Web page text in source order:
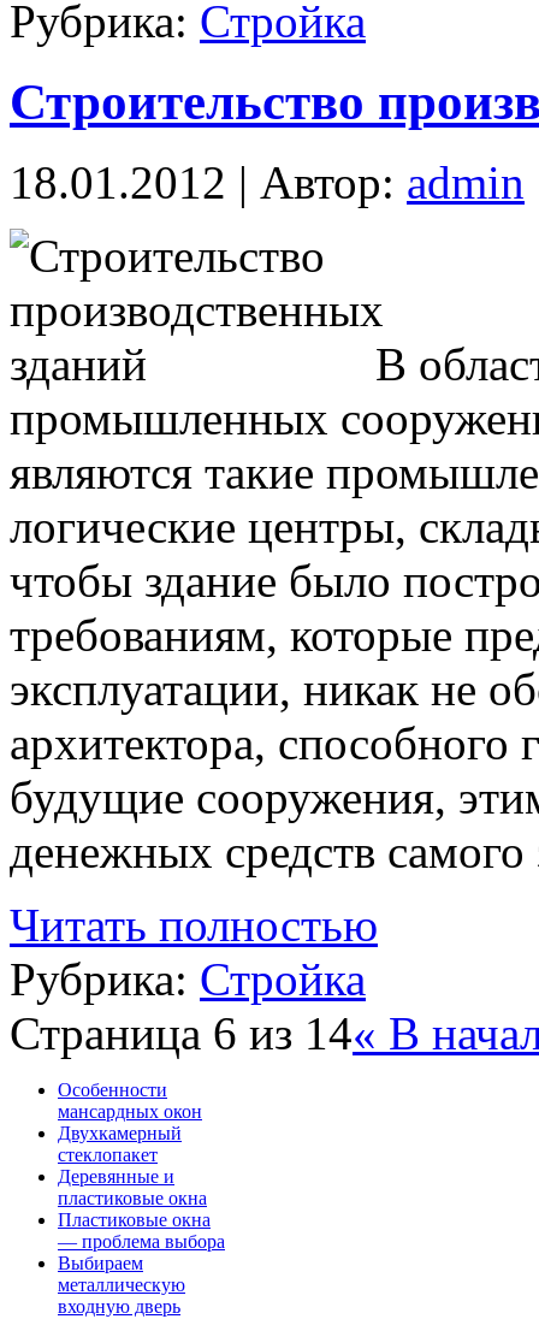
Рубрика: Стройка
Строительство
18.01.2012 | Автор: admin
В
промышленных
являются такие
логические центры,
чтобы здание было
требованиям, которые
эксплуатации, никак не
архитектора, способного
будущие сооружения,
денежных средств самого
Читать полностью
Рубрика: Стройка
Страница 6 из 14« В
Особенности
мансардных окон
Двухкамерный
стеклопакет
Деревянные и
пластиковые окна
Пластиковые окна
— проблема выбора
Выбираем
металлическую
входную дверь